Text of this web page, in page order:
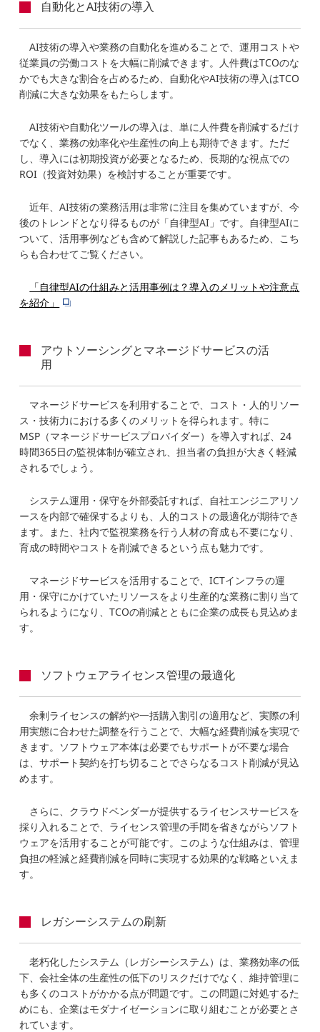
自動化とAI技術の導入
AI技術の導入や業務の自動化を進めることで、運用コストや
従業員の労働コストを大幅に削減できます。人件費はTCOのな
かでも大きな割合を占めるため、自動化やAI技術の導入はTCO
削減に大きな効果をもたらします。
AI技術や自動化ツールの導入は、単に人件費を削減するだけ
でなく、業務の効率化や生産性の向上も期待できます。ただ
し、導入には初期投資が必要となるため、長期的な視点での
ROI（投資対効果）を検討することが重要です。
近年、AI技術の業務活用は非常に注目を集めていますが、今
後のトレンドとなり得るものが「自律型AI」です。自律型AIに
ついて、活用事例なども含めて解説した記事もあるため、こち
らも合わせてご覧ください。
「自律型AIの仕組みと活用事例は？導入のメリットや注意点
を紹介」
アウトソーシングとマネージドサービスの活
用
マネージドサービスを利用することで、コスト・人的リソー
ス・技術力における多くのメリットを得られます。特に
MSP（マネージドサービスプロバイダー）を導入すれば、24
時間365日の監視体制が確立され、担当者の負担が大きく軽減
されるでしょう。
システム運用・保守を外部委託すれば、自社エンジニアリソ
ースを内部で確保するよりも、人的コストの最適化が期待でき
ます。また、社内で監視業務を行う人材の育成も不要になり、
育成の時間やコストを削減できるという点も魅力です。
マネージドサービスを活用することで、ICTインフラの運
用・保守にかけていたリソースをより生産的な業務に割り当て
られるようになり、TCOの削減とともに企業の成長も見込めま
す。
ソフトウェアライセンス管理の最適化
余剰ライセンスの解約や一括購入割引の適用など、実際の利
用実態に合わせた調整を行うことで、大幅な経費削減を実現で
きます。ソフトウェア本体は必要でもサポートが不要な場合
は、サポート契約を打ち切ることでさらなるコスト削減が見込
めます。
さらに、クラウドベンダーが提供するライセンスサービスを
採り入れることで、ライセンス管理の手間を省きながらソフト
ウェアを活用することが可能です。このような仕組みは、管理
負担の軽減と経費削減を同時に実現する効果的な戦略といえま
す。
レガシーシステムの刷新
老朽化したシステム（レガシーシステム）は、業務効率の低
下、会社全体の生産性の低下のリスクだけでなく、維持管理に
も多くのコストがかかる点が問題です。この問題に対処するた
めにも、企業はモダナイゼーションに取り組むことが必要とさ
れています。